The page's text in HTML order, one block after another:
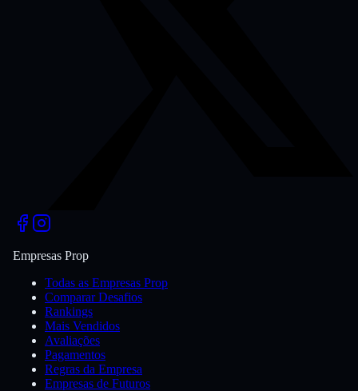
Empresas Prop
Todas as Empresas Prop
Comparar Desafios
Rankings
Mais Vendidos
Avaliações
Pagamentos
Regras da Empresa
Empresas de Futuros